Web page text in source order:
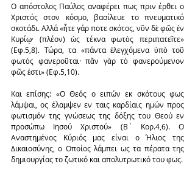
Ο απόστολος Παύλος αναφέρει πως πριν έρθει ο
Χριστός στον κόσμο, βασίλευε το πνευματικό
σκοτάδι. Αλλά «ἦτε γάρ ποτε σκότος, νῦν δὲ φῶς ἐν
Κυρίῳ· (πλέον) ὡς τέκνα φωτὸς περιπατεῖτε»
(Εφ.5,8). Τώρα, τα «πάντα ἐλεγχόμενα ὑπὸ τοῦ
φωτὸς φανεροῦται· πᾶν γὰρ τὸ φανερούμενον
φῶς ἐστι» (Εφ.5,10).
Και επίσης: «Ο Θεός ο ειπών εκ σκότους φως
λάμψαι, ος έλαμψεν εν ταις καρδίαις ημών προς
φωτισμόν της γνώσεως της δόξης του Θεού εν
προσώπω Ιησού Χριστού» (Β΄ Κορ.4,6). Ο
Αναστημένος Κύριός μας είναι ο Ήλιος της
Δικαιοσύνης, ο Οποίος λάμπει ως τα πέρατα της
δημιουργίας το ζωτικό και απολυτρωτικό του φως.